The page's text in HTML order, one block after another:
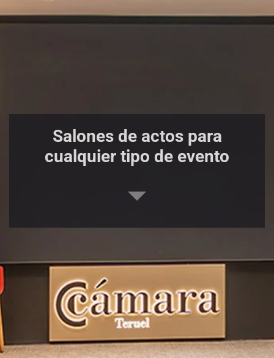
Salones de actos para
cualquier tipo de evento